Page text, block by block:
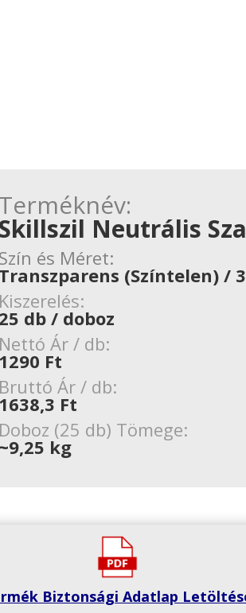
Terméknév:
Skillszil Neutrális
Szín és Méret:
Transzparens (Színtelen) /
Kiszerelés:
25 db / doboz
Nettó Ár / db:
1290 Ft
Bruttó Ár / db:
1638,3 Ft
Doboz (25 db) Tömege:
~9,25 kg
Biztonsági Adatlap